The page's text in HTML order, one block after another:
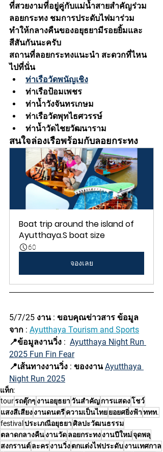
ที่สวยงามที่อยู่คู่กับแม่น้ำสายสำคัญร่วม
ลอยกระทง ชมการประดับไฟมาร่วม
ทำให้กลางคืนของอยุธยามีรอยยิ้มและ
สีสันกันนะครับ
สถานที่ลอยกระทงแนะนำ สะดวกที่ไหน
ไปที่นั่น
ท่าเรือวัดพนัญเชิง
ท่าเรือป้อมเพชร
ท่าน้ำวังจันทรเกษม
ท่าเรือวัดพุทไธศวรรษ์
ท่าน้ำวัดไชยวัฒนาราม
สนใจล่องเรือพร้อมกับลอยกระทง
Boat trip around the island of
Ayutthaya.S boat size
60
จองเลย
5/7/25 งาน : ขอบคุณข่าวสาร ข้อมูล
จาก : Ayutthaya Tourism and Sports
📍ข้อมูลงานวิ่ง : Ayutthaya Night Run
2025 Fun Fin Fear
📍เส้นทางงานวิ่ง : ของงาน Ayutthaya
Night Run 2025
แท็ก:
tourรถตุ๊กๆ งานอยุธยาวันสำคัญการแสดงโชว์
แสงสีเสียงงานดนตรีความเป็นไทยยอยศยิ่งฟ้าททท.
festival ประเภณีอยุธยาศิลปะวัฒนธรรม
ตลาดกลางคืนงานวัดลอยกระทงงานปีใหม่จุดพลุ
สงกรานต์ละครงานวิ่งตกแต่งไฟประดับงานเทศกาล